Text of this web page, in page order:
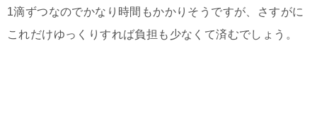
1滴ずつなのでかなり時間もかかりそうですが、さすがに
これだけゆっくりすれば負担も少なくて済むでしょう。